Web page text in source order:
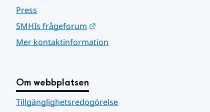
Press
SMHIs frågeforum
Mer kontaktinformation
Om webbplatsen
Tillgänglighetsredogörelse